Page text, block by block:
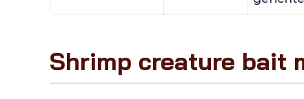
Shrimp creature bait